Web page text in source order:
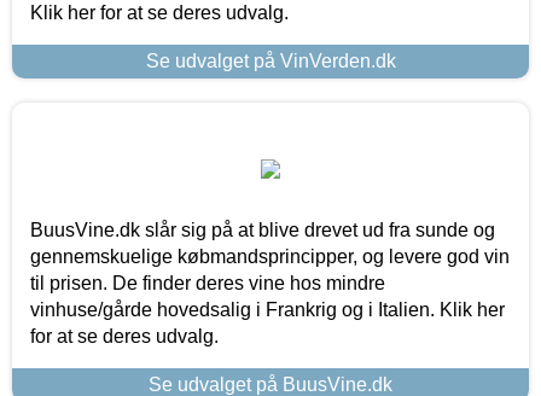
Klik her for at se deres udvalg.
Se udvalget på VinVerden.dk
BuusVine.dk slår sig på at blive drevet ud fra sunde og
gennemskuelige købmandsprincipper, og levere god vin
til prisen. De finder deres vine hos mindre
vinhuse/gårde hovedsalig i Frankrig og i Italien. Klik her
for at se deres udvalg.
Se udvalget på BuusVine.dk